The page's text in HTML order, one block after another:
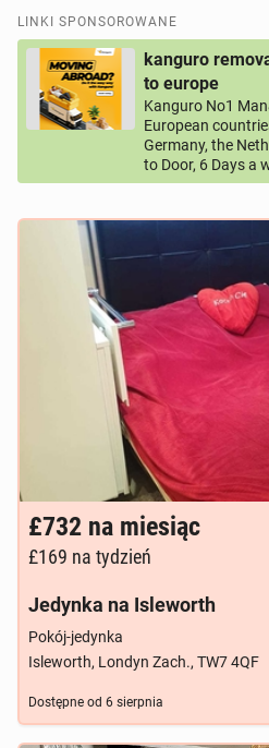
LINKI SPONSOROWANE
kanguro
to europe
Kanguro No1
European
Germany, the
to Door, 6 Days a
£732 na miesiąc
£169 na tydzień
Jedynka na Isleworth
Pokój-jedynka
Isleworth, Londyn Zach., TW7 4QF
Dostępne od 6 sierpnia